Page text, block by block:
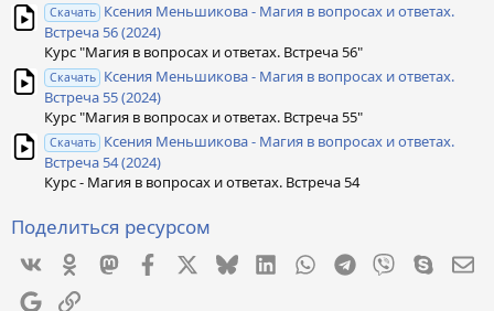
Скачать Ксения Меньшикова - Магия в вопросах и ответах.
Встреча 56 (2024)
Курс "Магия в вопросах и ответах. Встреча 56"
Скачать Ксения Меньшикова - Магия в вопросах и ответах.
Встреча 55 (2024)
Курс "Магия в вопросах и ответах. Встреча 55"
Скачать Ксения Меньшикова - Магия в вопросах и ответах.
Встреча 54 (2024)
Курс - Магия в вопросах и ответах. Встреча 54
Поделиться ресурсом
VkontakteOdnoklassniki
MastodonFacebook BlueskyLinkedInWhatsApp
Telegram
Viber Skype
GoogleСсылка